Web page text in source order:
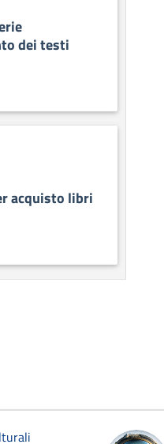
dei testi
acquisto libri